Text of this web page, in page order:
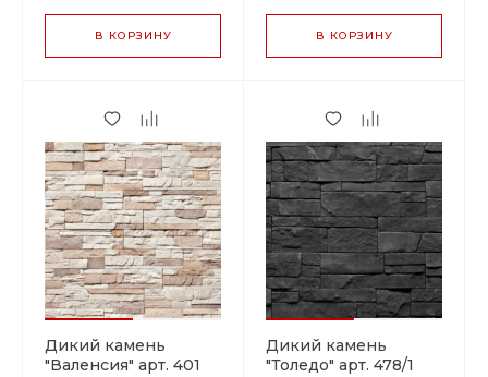
В КОРЗИНУ В КОРЗИНУ
Дикий камень
"Валенсия" арт. 401
Дикий камень
"Толедо" арт. 478/1